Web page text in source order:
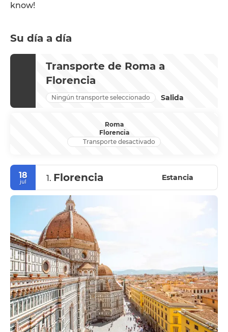
know!
Su día a día
Transporte de Roma a
Florencia
Ningún transporte seleccionado Salida
Roma
Florencia
Transporte desactivado
18
jul 1. Florencia Estancia